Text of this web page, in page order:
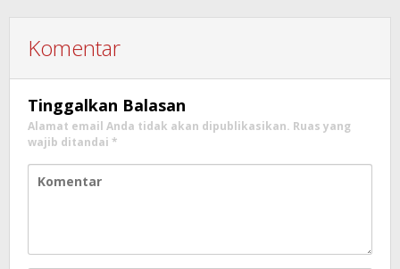
Komentar
Tinggalkan Balasan
Alamat email Anda tidak akan dipublikasikan. Ruas yang
wajib ditandai *